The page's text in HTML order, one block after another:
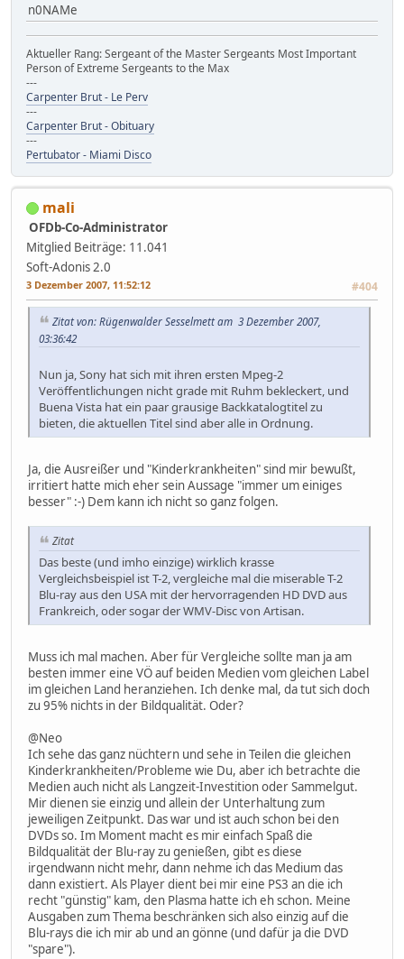
n0NAMe
Aktueller Rang: Sergeant of the Master Sergeants Most Important
Person of Extreme Sergeants to the Max
---
Carpenter Brut - Le Perv
---
Carpenter Brut - Obituary
---
Pertubator - Miami Disco
mali
OFDb-Co-Administrator
Mitglied Beiträge: 11.041
Soft-Adonis 2.0
3 Dezember 2007, 11:52:12 #404
Zitat von: Rügenwalder Sesselmett am 3 Dezember 2007,
03:36:42
Nun ja, Sony hat sich mit ihren ersten Mpeg-2
Veröffentlichungen nicht grade mit Ruhm bekleckert, und
Buena Vista hat ein paar grausige Backkatalogtitel zu
bieten, die aktuellen Titel sind aber alle in Ordnung.
Ja, die Ausreißer und "Kinderkrankheiten" sind mir bewußt,
irritiert hatte mich eher sein Aussage "immer um einiges
besser" :-) Dem kann ich nicht so ganz folgen.
Zitat
Das beste (und imho einzige) wirklich krasse
Vergleichsbeispiel ist T-2, vergleiche mal die miserable T-2
Blu-ray aus den USA mit der hervorragenden HD DVD aus
Frankreich, oder sogar der WMV-Disc von Artisan.
Muss ich mal machen. Aber für Vergleiche sollte man ja am
besten immer eine VÖ auf beiden Medien vom gleichen Label
im gleichen Land heranziehen. Ich denke mal, da tut sich doch
zu 95% nichts in der Bildqualität. Oder?
@Neo
Ich sehe das ganz nüchtern und sehe in Teilen die gleichen
Kinderkrankheiten/Probleme wie Du, aber ich betrachte die
Medien auch nicht als Langzeit-Investition oder Sammelgut.
Mir dienen sie einzig und allein der Unterhaltung zum
jeweiligen Zeitpunkt. Das war und ist auch schon bei den
DVDs so. Im Moment macht es mir einfach Spaß die
Bildqualität der Blu-ray zu genießen, gibt es diese
irgendwann nicht mehr, dann nehme ich das Medium das
dann existiert. Als Player dient bei mir eine PS3 an die ich
recht "günstig" kam, den Plasma hatte ich eh schon. Meine
Ausgaben zum Thema beschränken sich also einzig auf die
Blu-rays die ich mir ab und an gönne (und dafür ja die DVD
"spare").